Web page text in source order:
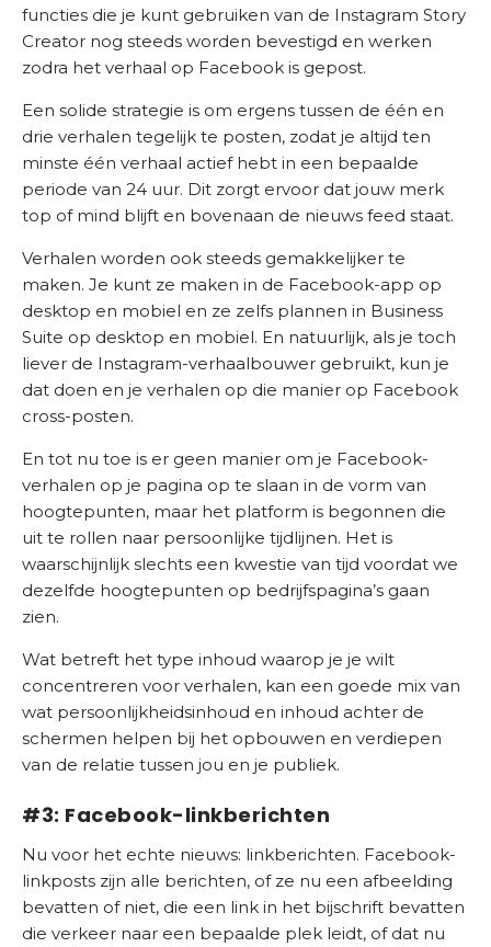
functies die je kunt gebruiken van de Instagram Story
Creator nog steeds worden bevestigd en werken
zodra het verhaal op Facebook is gepost.
Een solide strategie is om ergens tussen de één en
drie verhalen tegelijk te posten, zodat je altijd ten
minste één verhaal actief hebt in een bepaalde
periode van 24 uur. Dit zorgt ervoor dat jouw merk
top of mind blijft en bovenaan de nieuws feed staat.
Verhalen worden ook steeds gemakkelijker te
maken. Je kunt ze maken in de Facebook-app op
desktop en mobiel en ze zelfs plannen in Business
Suite op desktop en mobiel. En natuurlijk, als je toch
liever de Instagram-verhaalbouwer gebruikt, kun je
dat doen en je verhalen op die manier op Facebook
cross-posten.
En tot nu toe is er geen manier om je Facebook-
verhalen op je pagina op te slaan in de vorm van
hoogtepunten, maar het platform is begonnen die
uit te rollen naar persoonlijke tijdlijnen. Het is
waarschijnlijk slechts een kwestie van tijd voordat we
dezelfde hoogtepunten op bedrijfspagina’s gaan
zien.
Wat betreft het type inhoud waarop je je wilt
concentreren voor verhalen, kan een goede mix van
wat persoonlijkheidsinhoud en inhoud achter de
schermen helpen bij het opbouwen en verdiepen
van de relatie tussen jou en je publiek.
#3: Facebook-linkberichten
Nu voor het echte nieuws: linkberichten. Facebook-
linkposts zijn alle berichten, of ze nu een afbeelding
bevatten of niet, die een link in het bijschrift bevatten
die verkeer naar een bepaalde plek leidt, of dat nu